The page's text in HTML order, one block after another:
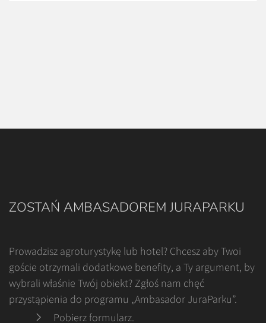
ZOSTAŃ AMBASADOREM JURAPARKU
Prowadzisz agroturystykę lub hotel? Chcesz aby Twoi
goście otrzymali dodatkowe benefity, a Ty argument, by
wybrali właśnie Twój obiekt? Zgłoś nam chęć
przystąpienia do programu „Ambasador JuraParku”.
Pobierz formularz.